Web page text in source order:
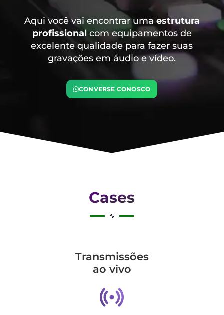
Aqui você vai encontrar uma estrutura
profissional com equipamentos de
excelente qualidade para fazer suas
gravações em áudio e vídeo.
CONVERSE CONOSCO
Cases
Transmis­sões
ao vivo